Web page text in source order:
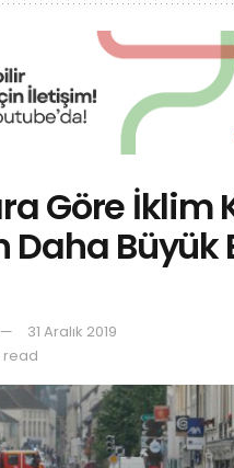
Göre İklim
Daha Büyük
31 Aralık 2019
read